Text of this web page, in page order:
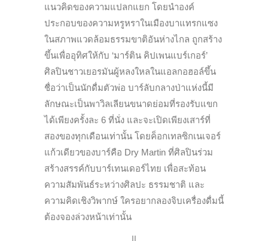
แนวคิดของความแปลกแยก โดยนำองค์
ประกอบของความหรูหราในเมืองบาแทรกแซง
ในสภาพแวดล้อมธรรมขาติอันห่างไกล ถูกสร้าง
ขึ้นเพื่ออุทิศให้กับ ‘มาร์ติน คิปเพนแบร์เกอร์’
ศิลปินชาวเยอรมันผู้หลงใหลในแอลกอฮอล์ขึ้น
ชื่อว่าเป็นนักดื่มตัวพ่อ บาร์ลับกลางป่าแห่งนี้มี
ลักษณะเป็นพาวิลเลียนขนาดย่อมที่รองรับแขก
ได้เพียงครั้งละ 6 ที่นั่ง และจะเปิดเพียงเสาร์ที่
สองของทุกเดือนเท่านั้น โดยค็อกเทลซิกเนเจอร์
แก้วเดียวของบาร์คือ Dry Martin ที่ศิลปินร่วม
สร้างสรรค์กับบาร์เทนเดอร์ไทย เพื่อสะท้อน
ความสัมพันธ์ระหว่างศิลปะ ธรรมชาติ และ
ความคิดเชิงวิพากษ์ ใครอยากลองจิบเครื่องดื่มนี้
ต้องจองล่วงหน้าเท่านั้น
______||______